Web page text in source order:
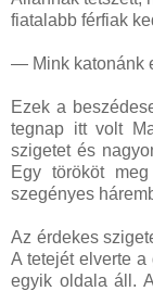
fiatalabb férfiak
— Mink katonánk
Ezek a
tegnap itt volt
szigetet és
Egy törököt
szegényes
Az érdekes
A tetejét elverte
egyik oldala áll.